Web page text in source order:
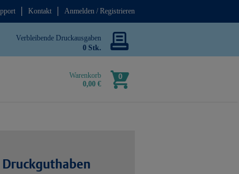
Kontakt Anmelden / Registrieren
Verbleibende Druckausgaben
0 Stk.
Warenkorb
0,00 €
0
Druckguthaben